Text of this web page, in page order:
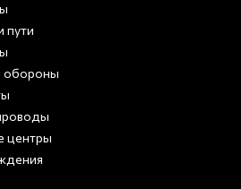
пути
обороны
центры